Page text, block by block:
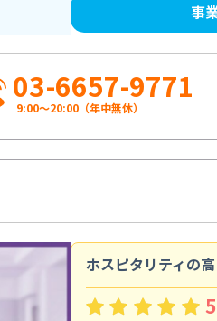
事
03-6657-9771
9:00～20:00（年中無休）
ホスピタリティの